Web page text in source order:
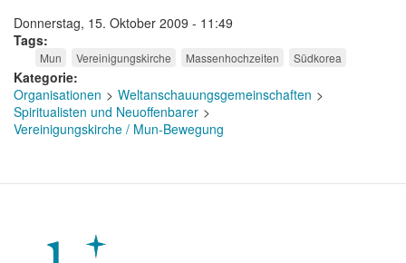
Donnerstag, 15. Oktober 2009 - 11:49
Tags
Mun Vereinigungskirche Massenhochzeiten Südkorea
Kategorie
Organisationen
Weltanschauungsgemeinschaften
Spiritualisten und Neuoffenbarer
Vereinigungskirche / Mun-Bewegung